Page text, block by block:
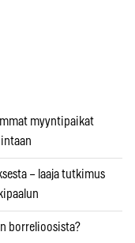
myyntipaikat
– laaja tutkimus
borrelioosista?